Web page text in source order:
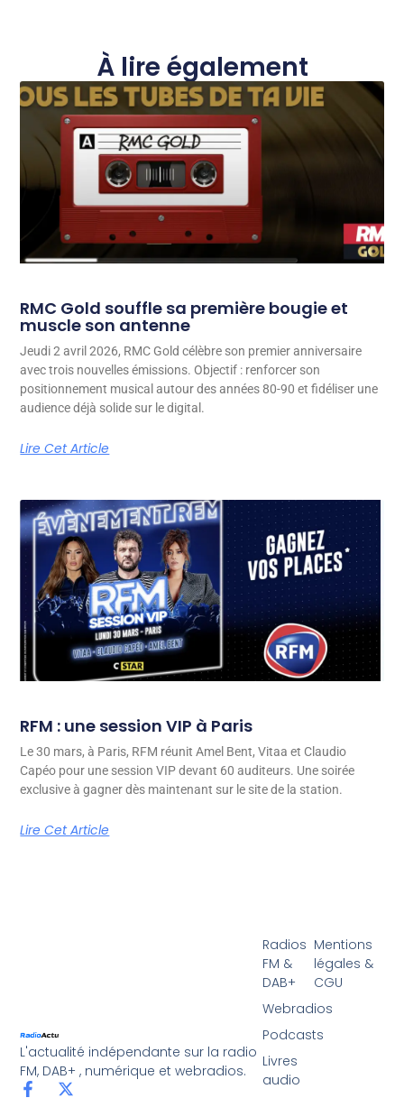
À lire également
RMC Gold souffle sa première bougie et
muscle son antenne
Jeudi 2 avril 2026, RMC Gold célèbre son premier anniversaire
avec trois nouvelles émissions. Objectif : renforcer son
positionnement musical autour des années 80-90 et fidéliser une
audience déjà solide sur le digital.
Lire Cet Article
RFM : une session VIP à Paris
Le 30 mars, à Paris, RFM réunit Amel Bent, Vitaa et Claudio
Capéo pour une session VIP devant 60 auditeurs. Une soirée
exclusive à gagner dès maintenant sur le site de la station.
Lire Cet Article
L'actualité indépendante sur la radio
FM, DAB+ , numérique et webradios.
Radios
FM &
DAB+
Webradios
Podcasts
Livres
audio
Mentions
légales &
CGU